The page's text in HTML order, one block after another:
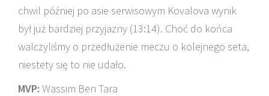
chwil później po asie serwisowym Kovalova wynik
był już bardziej przyjazny (13:14). Choć do końca
walczyliśmy o przedłużenie meczu o kolejnego seta,
niestety się to nie udało.
MVP: Wassim Ben Tara